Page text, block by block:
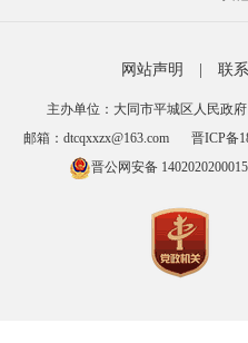
网站声明 联
主办单位：大同市平城区人民政府
邮箱：dtcqxxzx@163.com
晋ICP备
晋公网安备